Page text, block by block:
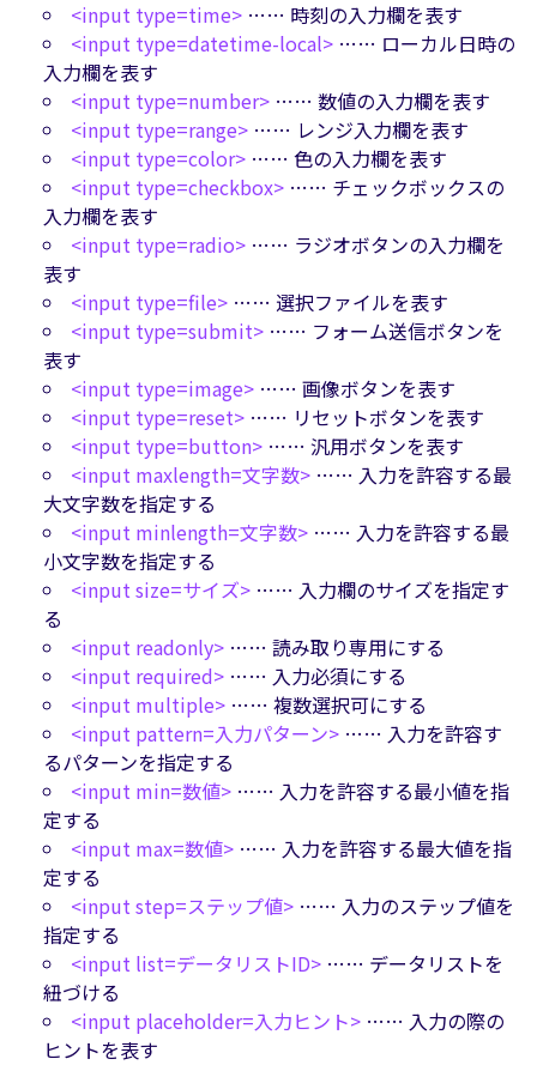
<input type=time> …… 時刻の入力欄を表す
<input type=datetime-local> …… ローカル日時の
入力欄を表す
<input type=number> …… 数値の入力欄を表す
<input type=range> …… レンジ入力欄を表す
<input type=color> …… 色の入力欄を表す
<input type=checkbox> …… チェックボックスの
入力欄を表す
<input type=radio> …… ラジオボタンの入力欄を
表す
<input type=file> …… 選択ファイルを表す
<input type=submit> …… フォーム送信ボタンを
表す
<input type=image> …… 画像ボタンを表す
<input type=reset> …… リセットボタンを表す
<input type=button> …… 汎用ボタンを表す
<input maxlength=文字数> …… 入力を許容する最
大文字数を指定する
<input minlength=文字数> …… 入力を許容する最
小文字数を指定する
<input size=サイズ> …… 入力欄のサイズを指定す
る
<input readonly> …… 読み取り専用にする
<input required> …… 入力必須にする
<input multiple> …… 複数選択可にする
<input pattern=入力パターン> …… 入力を許容す
るパターンを指定する
<input min=数値> …… 入力を許容する最小値を指
定する
<input max=数値> …… 入力を許容する最大値を指
定する
<input step=ステップ値> …… 入力のステップ値を
指定する
<input list=データリストID> …… データリストを
紐づける
<input placeholder=入力ヒント> …… 入力の際の
ヒントを表す